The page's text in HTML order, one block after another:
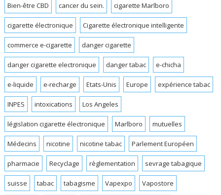
Bien-être CBD cancer du sein. cigarette Marlboro
cigarette électronique Cigarette électronique intelligente
commerce e-cigarette danger cigarette
danger cigarette electronique danger tabac e-chicha
e-liquide e-recharge Etats-Unis Europe expérience tabac
INPES intoxications Los Angeles
législation cigarette électronique Marlboro mutuelles
Médecins nicotine nicotine tabac Parlement Européen
pharmacie Recyclage règlementation sevrage tabagique
suisse tabac tabagisme Vapexpo Vapostore